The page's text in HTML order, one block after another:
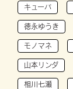
キューバ
徳永ゆうき
モノマネ
山本リンダ
相川七瀬